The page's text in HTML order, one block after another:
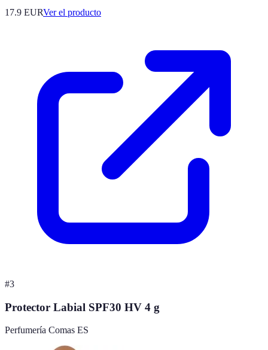
17.9 EURVer el producto
#3
Protector Labial SPF30 HV 4 g
Perfumería Comas ES